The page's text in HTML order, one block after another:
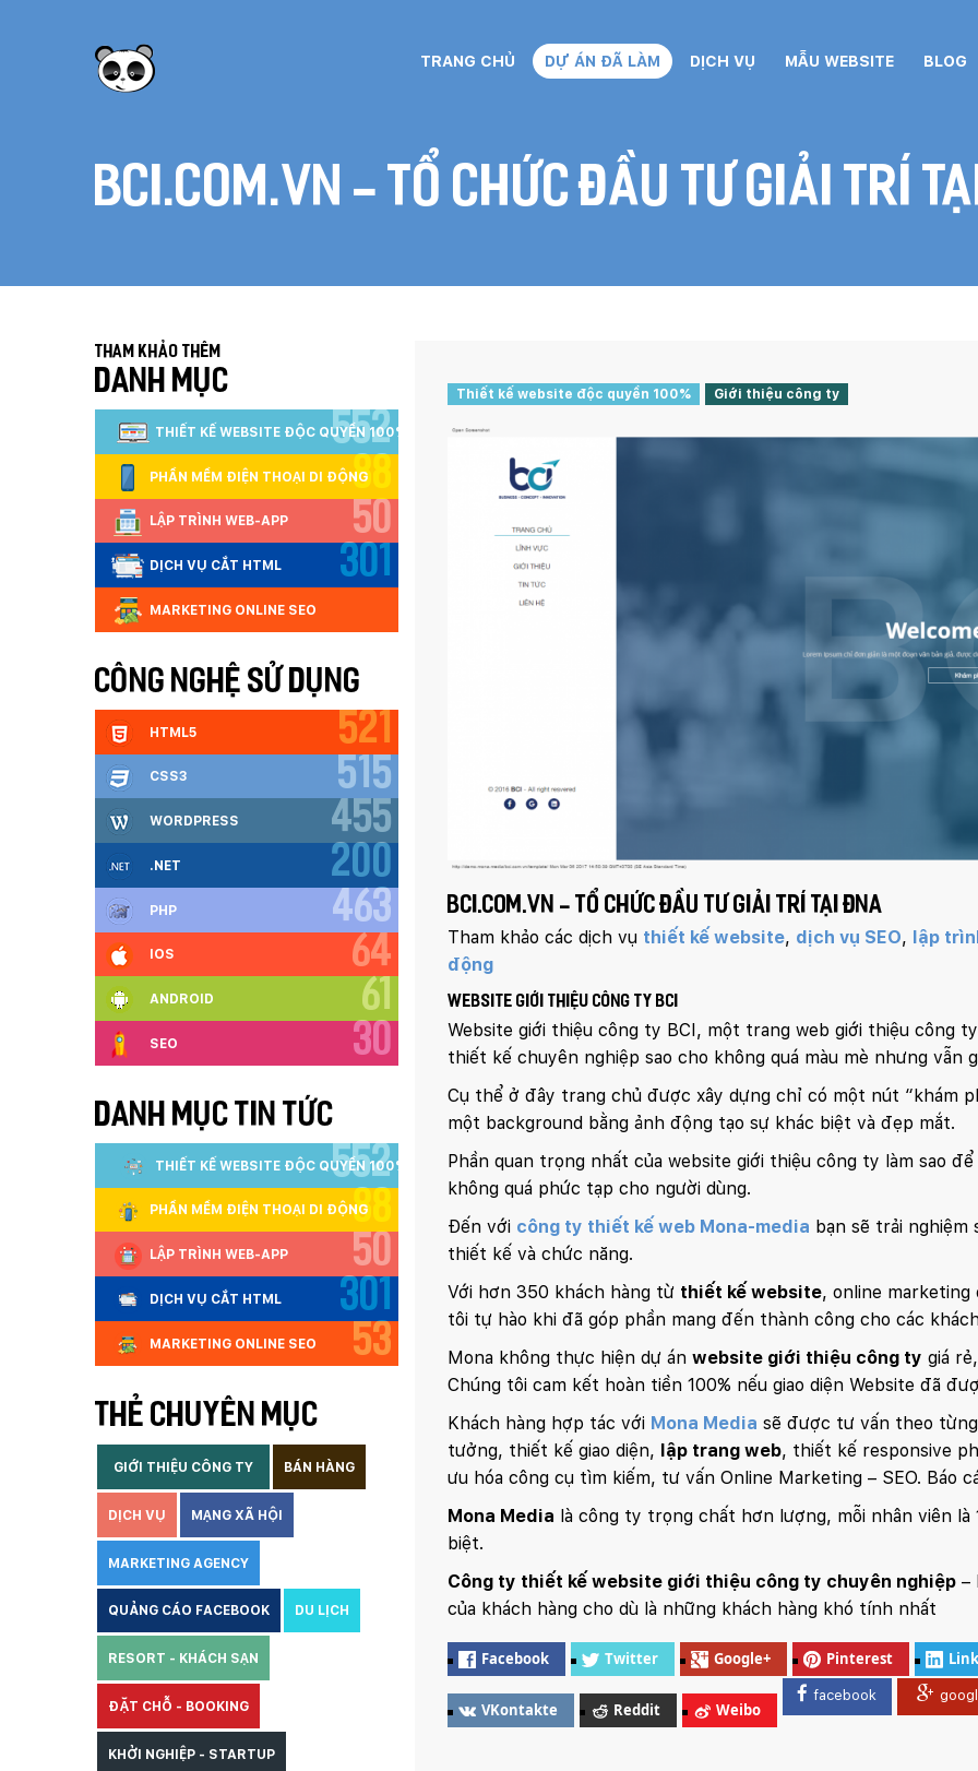
TRANG CHỦ DỰ ÁN ĐÃ LÀM DỊCH VỤ MẪU WEBSITE BLOG
BCI.com.vn - tổ chức đầu tư giải trí
Thiết kế website độc quyền 100% Giới thiệu công ty
BCI.com.vn - tổ chức đầu tư giải trí tại ĐNA
Tham khảo các dịch vụ thiết kế website, dịch vụ SEO, lập
động
Website Giới Thiệu Công Ty BCI
Website giới thiệu công ty BCI, một trang web giới thiệu công
thiết kế chuyên nghiệp sao cho không quá màu mè nhưng vẫn
Cụ thể ở đây trang chủ được xây dựng chỉ có một nút “khám
một background bằng ảnh động tạo sự khác biệt và đẹp mắt.
Phần quan trọng nhất của website giới thiệu công ty làm sao
không quá phức tạp cho người dùng.
Đến với công ty thiết kế web Mona-media bạn sẽ trải nghiệm
thiết kế và chức năng.
Với hơn 350 khách hàng từ thiết kế website, online marketing
tôi tự hào khi đã góp phần mang đến thành công cho các
Mona không thực hiện dự án website giới thiệu công ty giá
Chúng tôi cam kết hoàn tiền 100% nếu giao diện Website đã
Khách hàng hợp tác với Mona Media sẽ được tư vấn theo
tưởng, thiết kế giao diện, lập trang web, thiết kế responsive
ưu hóa công cụ tìm kiếm, tư vấn Online Marketing – SEO. Báo
Mona Media là công ty trọng chất hơn lượng, mỗi nhân viên
biệt.
Công ty thiết kế website giới thiệu công ty chuyên nghiệp–
của khách hàng cho dù là những khách hàng khó tính nhất
Facebook Twitter Google+ Pinterest
VKontakte Reddit Weibo
facebook
Tham khảo thêm
DANH MỤC
THIẾT KẾ WEBSITE ĐỘC QUYỀN 100%
552
PHẦN MỀM ĐIỆN THOẠI DI ĐỘNG88
LẬP TRÌNH WEB-APP 50
DỊCH VỤ CẮT HTML 301
MARKETING ONLINE SEO
CÔNG NGHỆ SỬ DỤNG
HTML5 521
CSS3 515
WORDPRESS 455
.NET 200
PHP 463
IOS 64
ANDROID 61
SEO 30
DANH MỤC TIN TỨC
THIẾT KẾ WEBSITE ĐỘC QUYỀN 100%
552
PHẦN MỀM ĐIỆN THOẠI DI ĐỘNG88
LẬP TRÌNH WEB-APP 50
DỊCH VỤ CẮT HTML 301
MARKETING ONLINE SEO 53
THẺ CHUYÊN MỤC
GIỚI THIỆU CÔNG TY BÁN HÀNG
DỊCH VỤ MẠNG XÃ HỘI
MARKETING AGENCY
QUẢNG CÁO FACEBOOK DU LỊCH
RESORT - KHÁCH SẠN
ĐẶT CHỖ - BOOKING
KHỞI NGHIỆP - STARTUP